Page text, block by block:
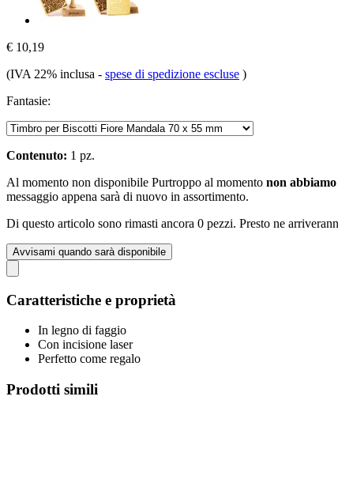
€ 10,19
(IVA 22% inclusa - spese di spedizione escluse )
Fantasie:
Contenuto: 1 pz.
Al momento non disponibile Purtroppo al momento non
messaggio appena sarà di nuovo in assortimento.
Di questo articolo sono rimasti ancora 0 pezzi. Presto ne
Avvisami quando sarà disponibile
Caratteristiche e proprietà
In legno di faggio
Con incisione laser
Perfetto come regalo
Prodotti simili